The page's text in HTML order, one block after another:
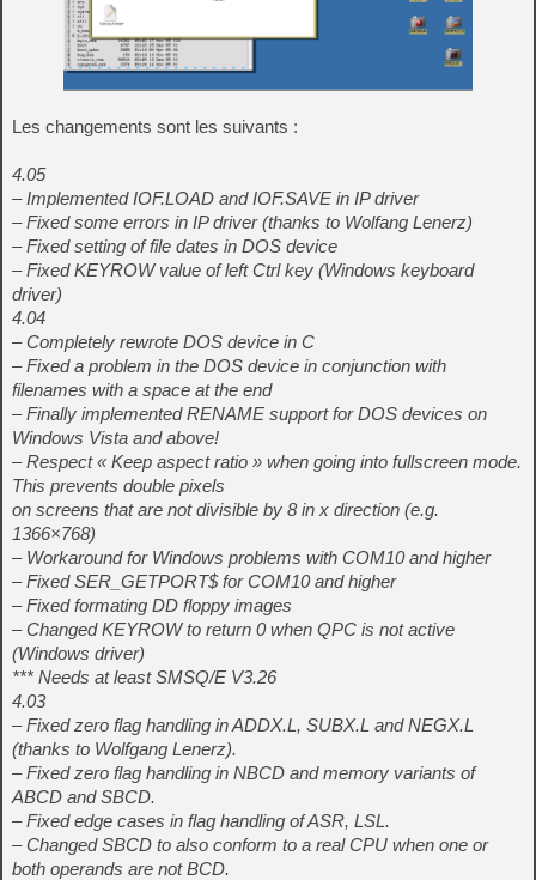
Les changements sont les suivants :
4.05
– Implemented IOF.LOAD and IOF.SAVE in IP driver
– Fixed some errors in IP driver (thanks to Wolfang Lenerz)
– Fixed setting of file dates in DOS device
– Fixed KEYROW value of left Ctrl key (Windows keyboard
driver)
4.04
– Completely rewrote DOS device in C
– Fixed a problem in the DOS device in conjunction with
filenames with a space at the end
– Finally implemented RENAME support for DOS devices on
Windows Vista and above!
– Respect « Keep aspect ratio » when going into fullscreen mode.
This prevents double pixels
on screens that are not divisible by 8 in x direction (e.g.
1366×768)
– Workaround for Windows problems with COM10 and higher
– Fixed SER_GETPORT$ for COM10 and higher
– Fixed formating DD floppy images
– Changed KEYROW to return 0 when QPC is not active
(Windows driver)
*** Needs at least SMSQ/E V3.26
4.03
– Fixed zero flag handling in ADDX.L, SUBX.L and NEGX.L
(thanks to Wolfgang Lenerz).
– Fixed zero flag handling in NBCD and memory variants of
ABCD and SBCD.
– Fixed edge cases in flag handling of ASR, LSL.
– Changed SBCD to also conform to a real CPU when one or
both operands are not BCD.